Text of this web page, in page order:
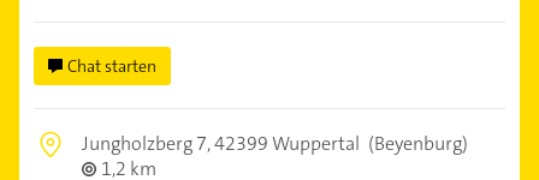
Chat starten
Jungholzberg 7,42399 Wuppertal (Beyenburg)
1,2 km